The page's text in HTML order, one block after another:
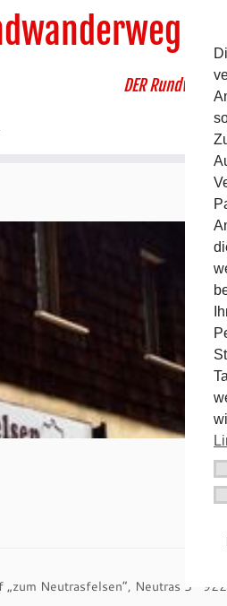
DER
Neutrasfelsen“, Neutras 5 ·